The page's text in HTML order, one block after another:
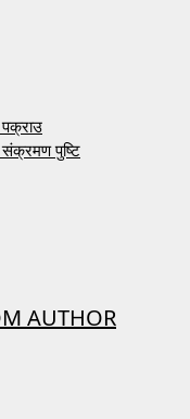
संक्रमण पुष्टि
AUTHOR